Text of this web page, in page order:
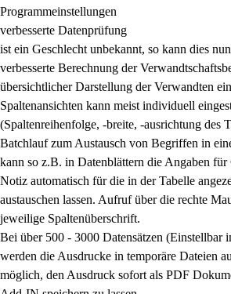
Programmeinstellungen
verbesserte Datenprüfung
ist ein Geschlecht unbekannt, so kann dies
verbesserte Berechnung der
übersichtlicher Darstellung der Verwandten
Spaltenansichten kann meist individuell
(Spaltenreihenfolge, -breite, -ausrichtung des
Batchlauf zum Austausch von Begriffen in
kann so z.B. in Datenblättern die Angaben für
Notiz automatisch für die in der Tabelle
austauschen lassen. Aufruf über die rechte
jeweilige Spaltenüberschrift.
Bei über 500 - 3000 Datensätzen (Einstellbar
werden die Ausdrucke in temporäre Dateien
möglich, den Ausdruck sofort als PDF